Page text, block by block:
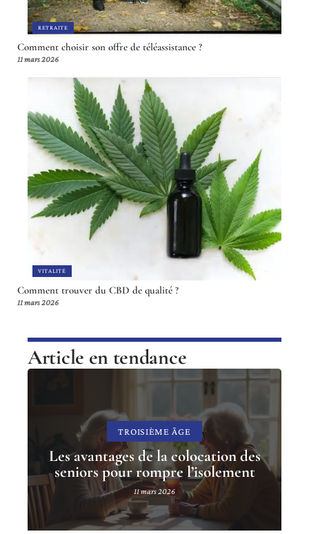
RETRAITE
Comment choisir son offre de téléassistance ?
11 mars 2026
VITALITÉ
Comment trouver du CBD de qualité ?
11 mars 2026
Article en tendance
TROISIÈME ÂGE
Les avantages de la colocation des
seniors pour rompre l’isolement
11 mars 2026